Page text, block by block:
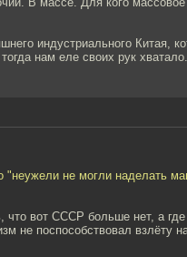
индустриального Китая,
нам еле своих рук хватало.
"неужели не могли наделать
что вот СССР больше нет, а
не поспособствовал взлёту